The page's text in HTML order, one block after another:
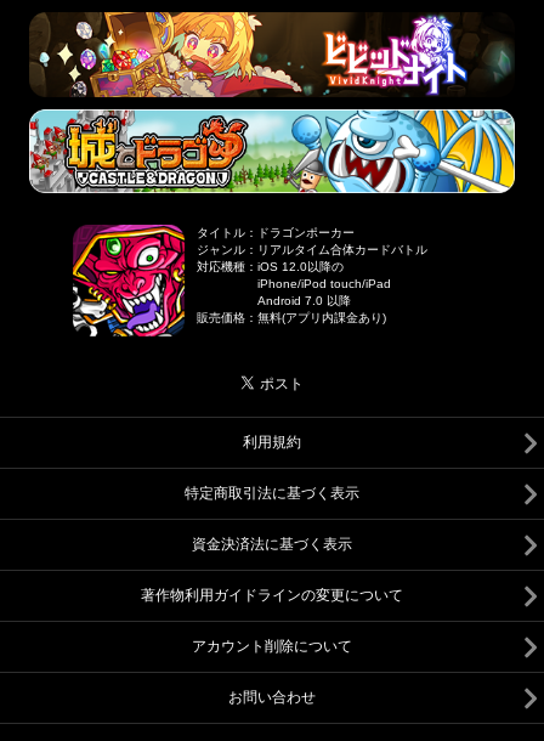
タイトル ：
ドラゴンポーカー
ジャンル ： リアルタイム合体カードバトル
対応機種 ：iOS 12.0以降の
iPhone/iPod touch/iPad
Android 7.0 以降
販売価格 ：無料(アプリ内課金あり)
利用規約
特定商取引法に基づく表示
資金決済法に基づく表示
著作物利用ガイドラインの変更について
アカウント削除について
お問い合わせ